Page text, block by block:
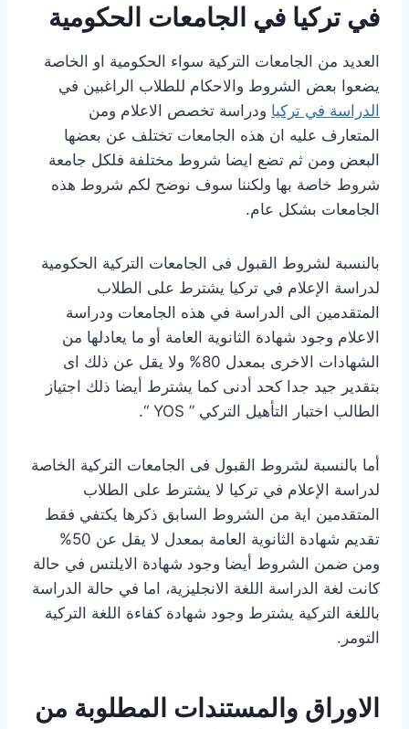
في تركيا في الجامعات الحكومية
العديد من الجامعات التركية سواء الحكومية او الخاصة
يضعوا بعض الشروط والاحكام للطلاب الراغبين في
الدراسة في تركيا ودراسة تخصص الاعلام ومن
المتعارف عليه ان هذه الجامعات تختلف عن بعضها
البعض ومن ثم تضع ايضا شروط مختلفة فلكل جامعة
شروط خاصة بها ولكننا سوف نوضح لكم شروط هذه
الجامعات بشكل عام.
بالنسبة لشروط القبول فى الجامعات التركية الحكومية
لدراسة الإعلام في تركيا يشترط على الطلاب
المتقدمين الى الدراسة في هذه الجامعات ودراسة
الاعلام وجود شهادة الثانوية العامة أو ما يعادلها من
الشهادات الاخرى بمعدل 80% ولا يقل عن ذلك اى
بتقدير جيد جدا كحد أدنى كما يشترط أيضا ذلك اجتياز
الطالب اختبار التأهيل التركي ” YOS “.
أما بالنسبة لشروط القبول فى الجامعات التركية الخاصة
لدراسة الإعلام في تركيا لا يشترط على الطلاب
المتقدمين اية من الشروط السابق ذكرها يكتفي فقط
تقديم شهادة الثانوية العامة بمعدل لا يقل عن 50%
ومن ضمن الشروط أيضا وجود شهادة الايلتس في حالة
كانت لغة الدراسة اللغة الانجليزية، اما في حالة الدراسة
باللغة التركية يشترط وجود شهادة كفاءة اللغة التركية
التومر.
الاوراق والمستندات المطلوبة من